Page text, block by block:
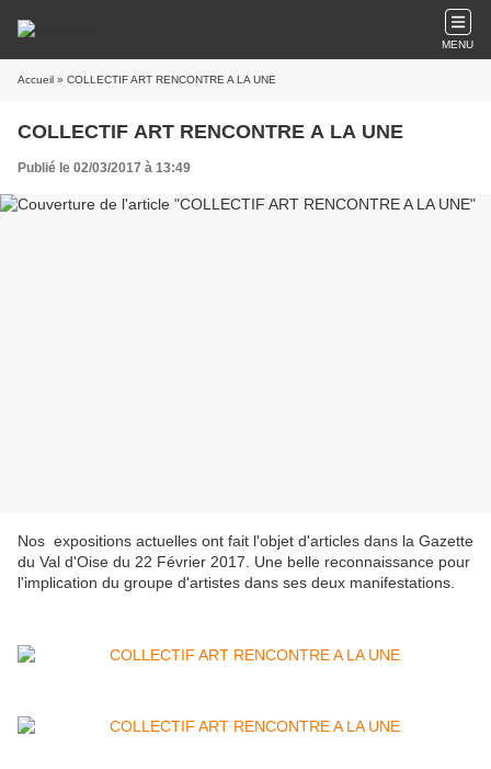
MENU
Accueil » COLLECTIF ART RENCONTRE A LA UNE
COLLECTIF ART RENCONTRE A LA UNE
Publié le 02/03/2017 à 13:49
Nos expositions actuelles ont fait l'objet d'articles dans la Gazette
du Val d'Oise du 22 Février 2017. Une belle reconnaissance pour
l'implication du groupe d'artistes dans ses deux manifestations.